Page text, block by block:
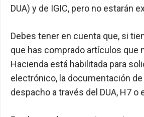
DUA) y de IGIC, pero no estarán
Debes tener en cuenta que, si
que has comprado artículos que
Hacienda está habilitada para
electrónico, la documentación de
despacho a través del DUA, H7 o